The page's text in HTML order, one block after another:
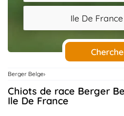
Éleveurs
Étalons
Chiens
Services
Ile De France
Berger Belge
Chiots de race Berger Belge à vendre en
Ile De France